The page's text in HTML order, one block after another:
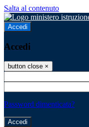
Salta al contenuto
Accedi
Accedi
button close ×
Password dimenticata?